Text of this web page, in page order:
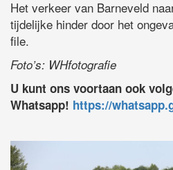
Het verkeer van Barneveld
tijdelijke hinder door het
file.
Foto’s: WHfotografie
U kunt ons voortaan ook
Whatsapp! https://